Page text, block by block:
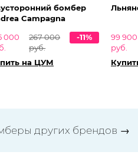
бомбер
Campagna
000
267 000
руб.
-11%
на ЦУМ
99 900
руб.
других брендов →